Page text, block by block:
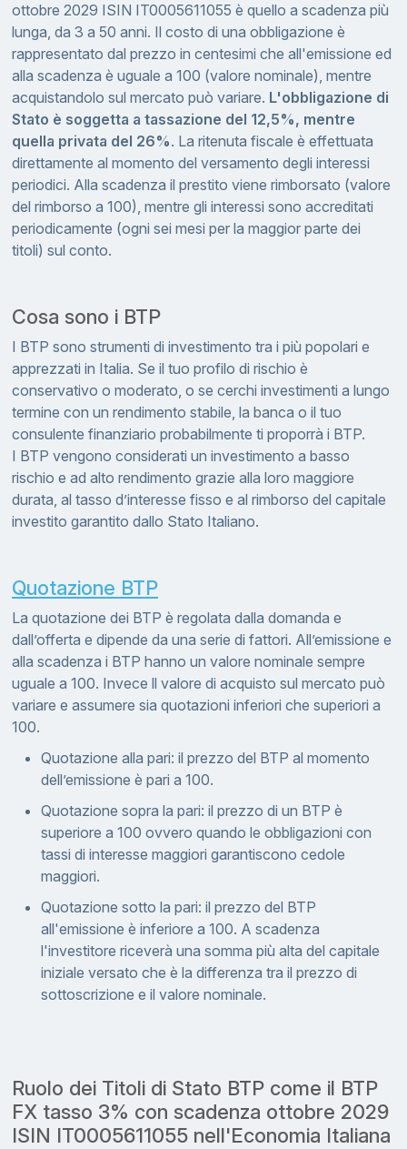
ottobre 2029 ISIN IT0005611055 è quello a scadenza più
lunga, da 3 a 50 anni. Il costo di una obbligazione è
rappresentato dal prezzo in centesimi che all'emissione ed
alla scadenza è uguale a 100 (valore nominale), mentre
acquistandolo sul mercato può variare. L'obbligazione di
Stato è soggetta a tassazione del 12,5%, mentre
quella privata del 26%. La ritenuta fiscale è effettuata
direttamente al momento del versamento degli interessi
periodici. Alla scadenza il prestito viene rimborsato (valore
del rimborso a 100), mentre gli interessi sono accreditati
periodicamente (ogni sei mesi per la maggior parte dei
titoli) sul conto.
Cosa sono i BTP
I BTP sono strumenti di investimento tra i più popolari e
apprezzati in Italia. Se il tuo profilo di rischio è
conservativo o moderato, o se cerchi investimenti a lungo
termine con un rendimento stabile, la banca o il tuo
consulente finanziario probabilmente ti proporrà i BTP.
I BTP vengono considerati un investimento a basso
rischio e ad alto rendimento grazie alla loro maggiore
durata, al tasso d’interesse fisso e al rimborso del capitale
investito garantito dallo Stato Italiano.
Quotazione BTP
La quotazione dei BTP è regolata dalla domanda e
dall’offerta e dipende da una serie di fattori. All’emissione e
alla scadenza i BTP hanno un valore nominale sempre
uguale a 100. Invece ll valore di acquisto sul mercato può
variare e assumere sia quotazioni inferiori che superiori a
100.
Quotazione alla pari: il prezzo del BTP al momento
dell’emissione è pari a 100.
Quotazione sopra la pari: il prezzo di un BTP è
superiore a 100 ovvero quando le obbligazioni con
tassi di interesse maggiori garantiscono cedole
maggiori.
Quotazione sotto la pari: il prezzo del BTP
all'emissione è inferiore a 100. A scadenza
l'investitore riceverà una somma più alta del capitale
iniziale versato che è la differenza tra il prezzo di
sottoscrizione e il valore nominale.
Ruolo dei Titoli di Stato BTP come il BTP
FX tasso 3% con scadenza ottobre 2029
ISIN IT0005611055 nell'Economia Italiana